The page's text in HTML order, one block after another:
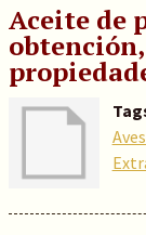
Aceite de